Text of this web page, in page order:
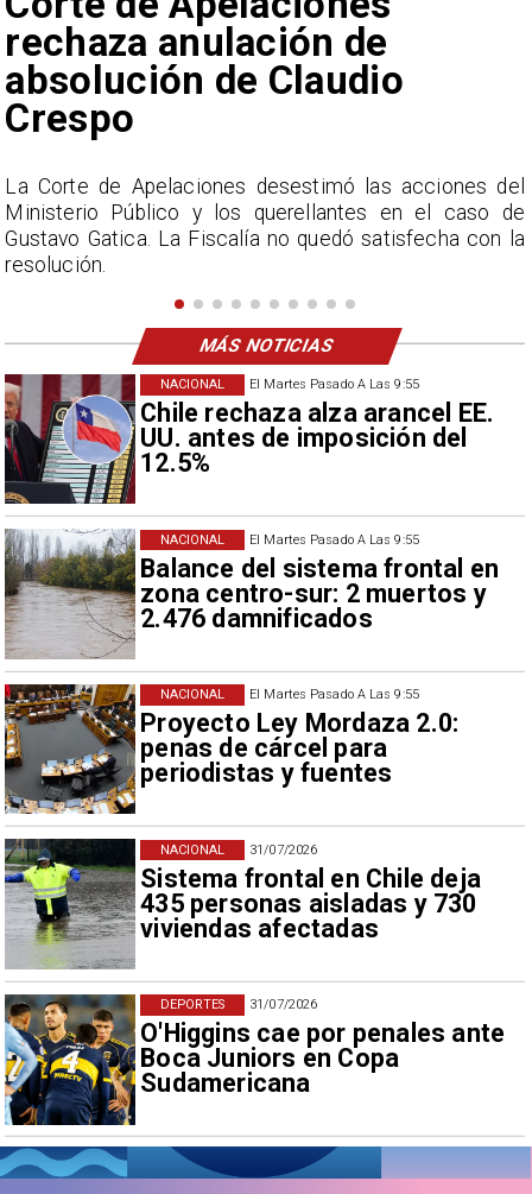
El Martes Pasado A Las 9:55
Chile rechaza alza arancel EE.
UU. antes de imposición del
12.5%
NACIONAL
El Martes Pasado A Las 9:55
Balance del sistema frontal en
zona centro-sur: 2 muertos y
2.476 damnificados
NACIONAL
El Martes Pasado A Las 9:55
Proyecto Ley Mordaza 2.0:
penas de cárcel para
periodistas y fuentes
NACIONAL
31/07/2026
Sistema frontal en Chile deja
435 personas aisladas y 730
viviendas afectadas
NACIONAL
31/07/2026
O'Higgins cae por penales ante
Boca Juniors en Copa
Sudamericana
DEPORTES
artículos en megarreforma
En el Congreso se prevé que la votación se postergue
hasta la próxima semana en el proceso legislativo.
MÁS NOTICIAS